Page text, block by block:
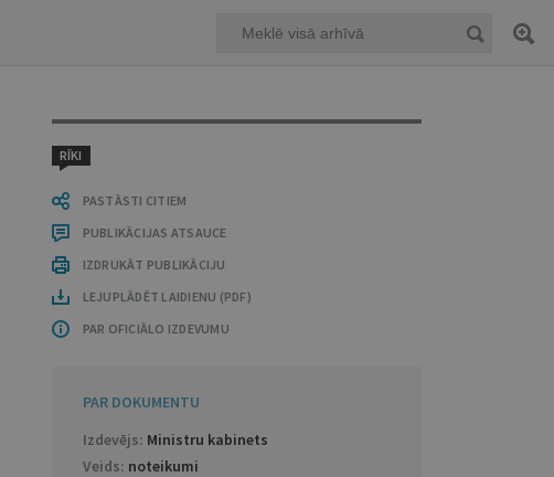
RĪKI
PASTĀSTI CITIEM
PUBLIKĀCIJAS ATSAUCE
IZDRUKĀT PUBLIKĀCIJU
LEJUPLĀDĒT LAIDIENU (PDF)
PAR OFICIĀLO IZDEVUMU
PAR DOKUMENTU
Izdevējs: Ministru kabinets
Veids: noteikumi